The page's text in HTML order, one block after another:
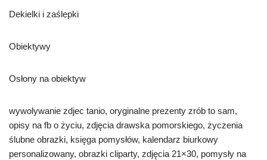
Dekielki i zaślepki
Obiektywy
Osłony na obiektyw
wywolywanie zdjec tanio, oryginalne prezenty zrób to sam,
opisy na fb o życiu, zdjęcia drawska pomorskiego, życzenia
ślubne obrazki, księga pomysłów, kalendarz biurkowy
personalizowany, obrazki cliparty, zdjęcia 21×30, pomysły na